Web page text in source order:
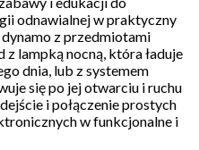
odnawialnej w praktyczny
z przedmiotami
z lampką nocną, która ładuje
dnia, lub z systemem
się po jej otwarciu i ruchu
i połączenie prostych
w funkcjonalne i